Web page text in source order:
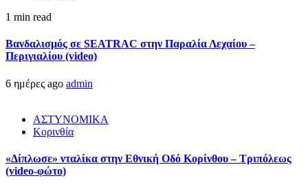
1 min read
Βανδαλισμός σε SEATRAC στην Παραλία Λεχαίου –
Περιγιαλίου (video)
6 ημέρες ago admin
ΑΣΤΥΝΟΜΙΚΑ
Κορινθία
«Δίπλωσε» νταλίκα στην Εθνική Oδό Κορίνθου – Τριπόλεως
(video-φώτο)